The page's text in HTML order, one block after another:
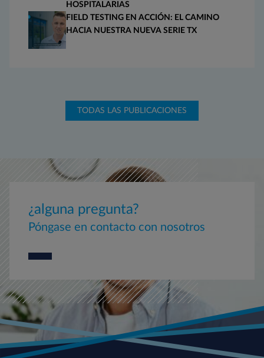
HOSPITALARIAS
FIELD TESTING EN ACCIÓN: EL CAMINO
HACIA NUESTRA NUEVA SERIE TX
TODAS LAS PUBLICACIONES
¿alguna pregunta?
Póngase en contacto con nosotros